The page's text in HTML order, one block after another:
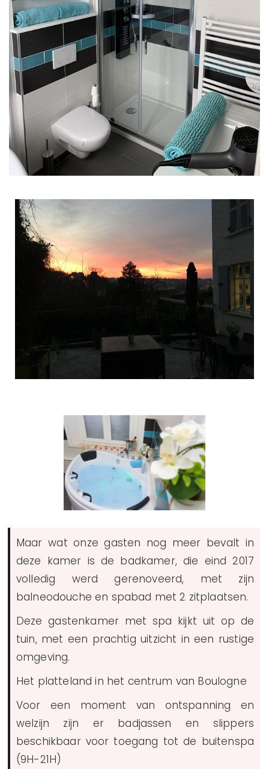
Maar wat onze gasten nog meer bevalt in
deze kamer is de badkamer, die eind 2017
volledig werd gerenoveerd, met zijn
balneodouche en spabad met 2 zitplaatsen.
Deze gastenkamer met spa kijkt uit op de
tuin, met een prachtig uitzicht in een rustige
omgeving.
Het platteland in het centrum van Boulogne
Voor een moment van ontspanning en
welzijn zijn er badjassen en slippers
beschikbaar voor toegang tot de buitenspa
(9H-21H)